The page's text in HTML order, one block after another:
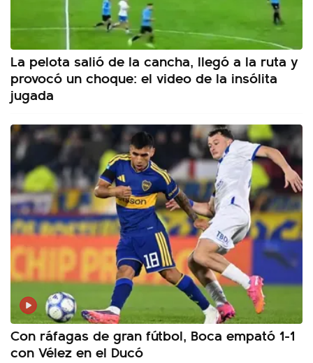
La pelota salió de la cancha, llegó a la ruta y
provocó un choque: el video de la insólita
jugada
Con ráfagas de gran fútbol, Boca empató 1-1
con Vélez en el Ducó